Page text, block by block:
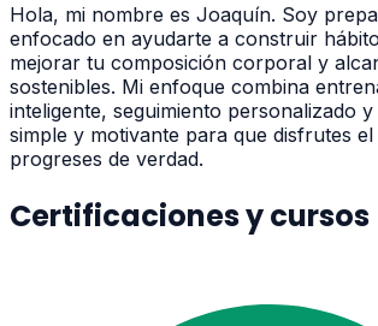
Hola, mi nombre es Joaquín. Soy
enfocado en ayudarte a construir
mejorar tu composición corporal y
sostenibles. Mi enfoque combina
inteligente, seguimiento personalizado
simple y motivante para que disfrutes
progreses de verdad.
Certificaciones y cursos